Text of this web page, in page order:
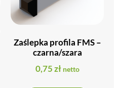
Zaślepka profila FMS –
czarna/szara
0,75zł netto